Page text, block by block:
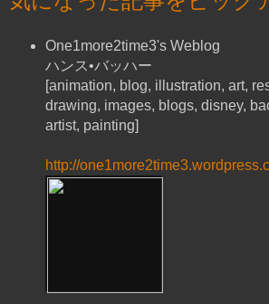
One1more2time3's Weblog
ハンス•バッハー
[animation, blog, illustration, art,
drawing, images, blogs, disney,
artist, painting]
http://